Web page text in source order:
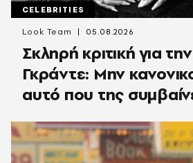
CELEBRITIES
Σκληρή κριτική για
Γκράντε: Μην
αυτό που της
Look Team 05.08.2026